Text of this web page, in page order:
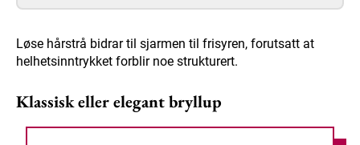
Løse hårstrå bidrar til sjarmen til frisyren, forutsatt at
helhetsinntrykket forblir noe strukturert.
Klassisk eller elegant bryllup